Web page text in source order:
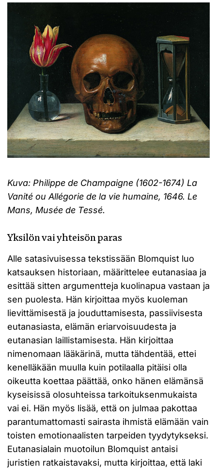
Kuva: Philippe de Champaigne (1602-1674) La
Vanité ou Allégorie de la vie humaine, 1646. Le
Mans, Musée de Tessé.
Yksilön vai yhteisön paras
Alle satasivuisessa tekstissään Blomquist luo
katsauksen historiaan, määrittelee eutanasiaa ja
esittää sitten argumentteja kuolinapua vastaan ja
sen puolesta. Hän kirjoittaa myös kuoleman
lievittämisestä ja jouduttamisesta, passiivisesta
eutanasiasta, elämän eriarvoisuudesta ja
eutanasian laillistamisesta. Hän kirjoittaa
nimenomaan lääkärinä, mutta tähdentää, ettei
kenelläkään muulla kuin potilaalla pitäisi olla
oikeutta koettaa päättää, onko hänen elämänsä
kyseisissä olosuhteissa tarkoituksenmukaista
vai ei. Hän myös lisää, että on julmaa pakottaa
parantumattomasti sairasta ihmistä elämään vain
toisten emotionaalisten tarpeiden tyydytykseksi.
Eutanasialain muotoilun Blomquist antaisi
juristien ratkaistavaksi, mutta kirjoittaa, että laki